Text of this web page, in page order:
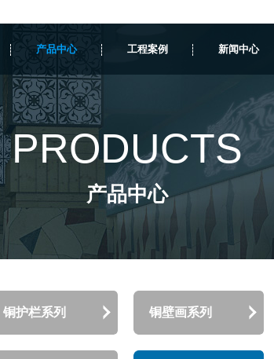
产品中心 工程案例 新闻中心
PRODUCTS
产品中心
铜护栏系列 铜壁画系列